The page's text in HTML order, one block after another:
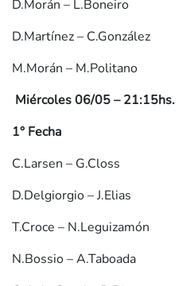
D.Morán – L.Boneiro
D.Martínez – C.González
M.Morán – M.Politano
Miércoles 06/05 – 21:15hs.
1° Fecha
C.Larsen – G.Closs
D.Delgiorgio – J.Elias
T.Croce – N.Leguizamón
N.Bossio – A.Taboada